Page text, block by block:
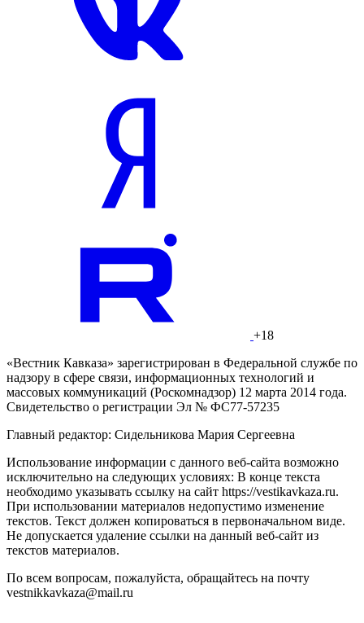
+18
«Вестник Кавказа» зарегистрирован в Федеральной службе по
надзору в сфере связи, информационных технологий и
массовых коммуникаций (Роскомнадзор) 12 марта 2014 года.
Свидетельство о регистрации Эл № ФС77-57235
Главный редактор: Сидельникова Мария Сергеевна
Использование информации с данного веб-сайта возможно
исключительно на следующих условиях: В конце текста
необходимо указывать ссылку на сайт https://vestikavkaza.ru.
При использовании материалов недопустимо изменение
текстов. Текст должен копироваться в первоначальном виде.
Не допускается удаление ссылки на данный веб-сайт из
текстов материалов.
По всем вопросам, пожалуйста, обращайтесь на почту
vestnikkavkaza@mail.ru